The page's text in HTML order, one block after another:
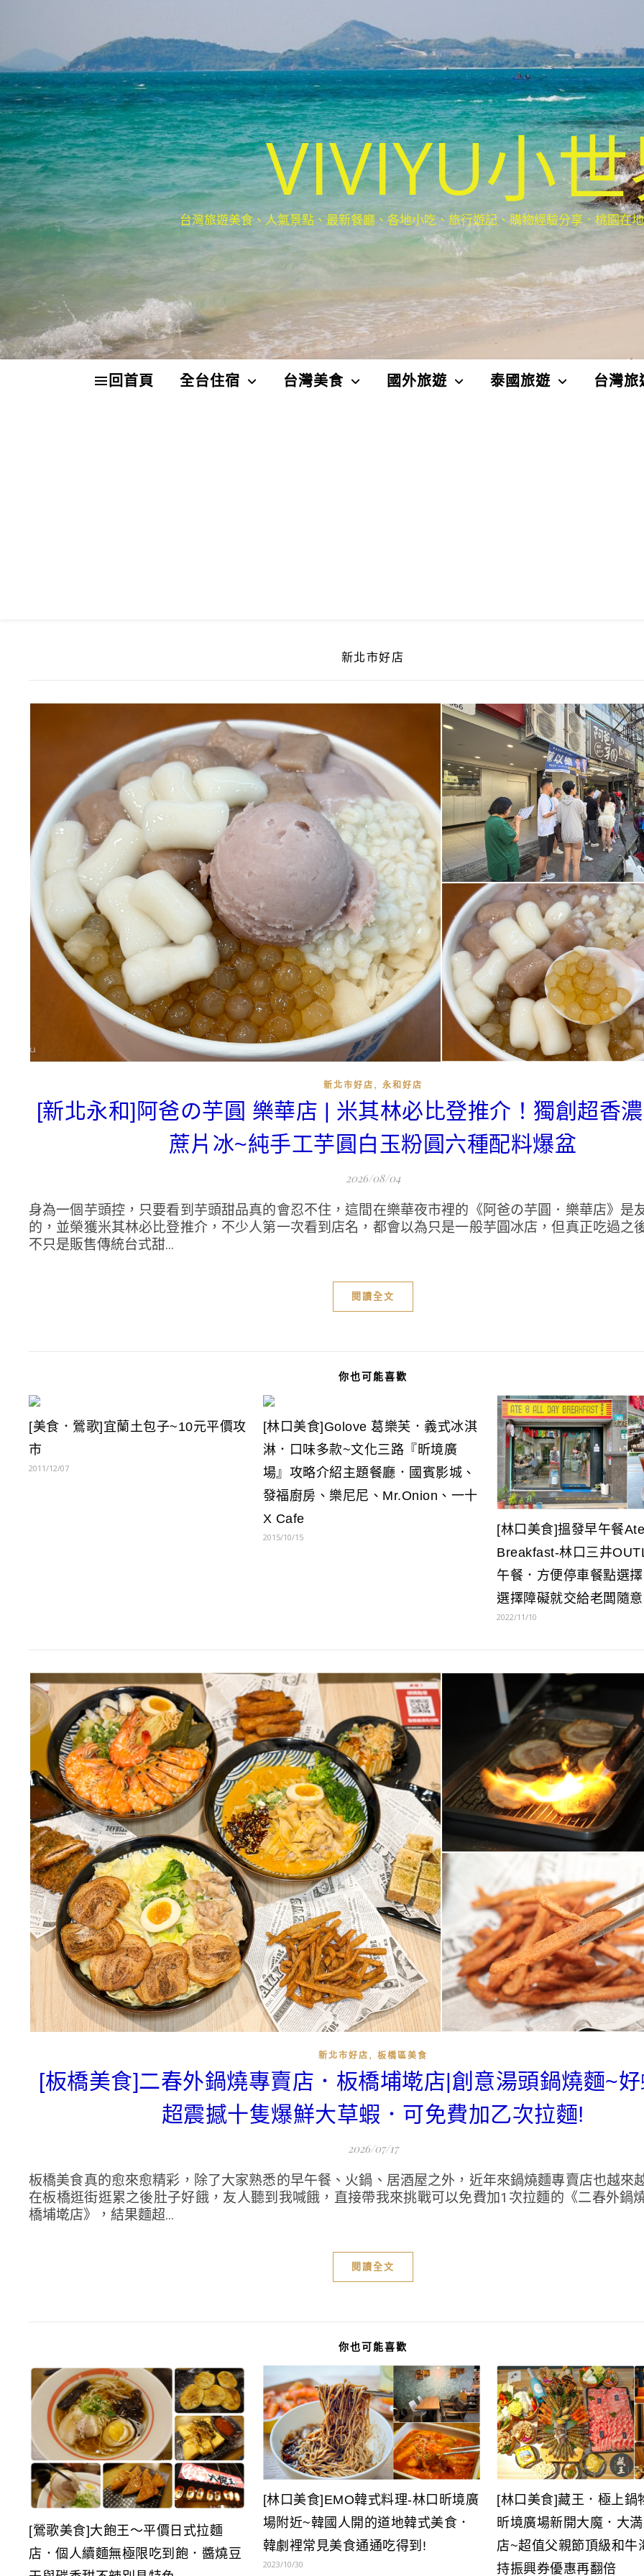
VIVIYU小
台灣旅遊美食、人氣景點、最新餐廳、各地小吃、旅行遊記、購物經驗分享．桃園在
回首頁 全台住宿 台灣美食 國外旅遊 泰國旅遊 台灣旅
新北市好店
新北市好店 , 永和好店
[新北永和]阿爸の芋圓 樂華店 | 米其林必比登推介！獨創超香
蔗片冰~純手工芋圓白玉粉圓六種配料爆盆
2026/08/04
身為一個芋頭控，只要看到芋頭甜品真的會忍不住，這間在樂華夜市裡的《阿爸の芋圓．樂華店》是
的，並榮獲米其林必比登推介，不少人第一次看到店名，都會以為只是一般芋圓冰店，但真正吃過之
不只是販售傳統台式甜...
閱讀全文
你也可能喜歡
[美食．鶯歌]宜蘭土包子~10元平價攻
市
2011/12/07
[林口美食]Golove 葛樂芙．義式冰淇
淋．口味多款~文化三路『昕境廣
場』攻略介紹主題餐廳．國賓影城、
發福廚房、樂尼尼、Mr.Onion、一十
X Cafe
2015/10/15
[林口美食]搵發早午餐
Breakfast-林口三井
午餐．方便停車餐點選
選擇障礙就交給老闆隨
2022/11/10
新北市好店 , 板橋區美食
[板橋美食]二春外鍋燒專賣店．板橋埔墘店|創意湯頭鍋燒麵~
超震撼十隻爆鮮大草蝦．可免費加乙次拉麵!
2026/07/17
板橋美食真的愈來愈精彩，除了大家熟悉的早午餐、火鍋、居酒屋之外，近年來鍋燒麵專賣店也越來
在板橋逛街逛累之後肚子好餓，友人聽到我喊餓，直接帶我來挑戰可以免費加1次拉麵的《二春外鍋
橋埔墘店》，結果麵超...
閱讀全文
你也可能喜歡
[鶯歌美食]大飽王～平價日式拉麵
店．個人續麵無極限吃到飽．醬燒豆
[林口美食]EMO韓式料理-林口昕境廣
場附近~韓國人開的道地韓式美食．
韓劇裡常見美食通通吃得到!
2023/10/30
[林口美食]藏王．極上鍋
昕境廣場新開大魔．大
店~超值父親節頂級和牛
持振興券優惠再翻倍